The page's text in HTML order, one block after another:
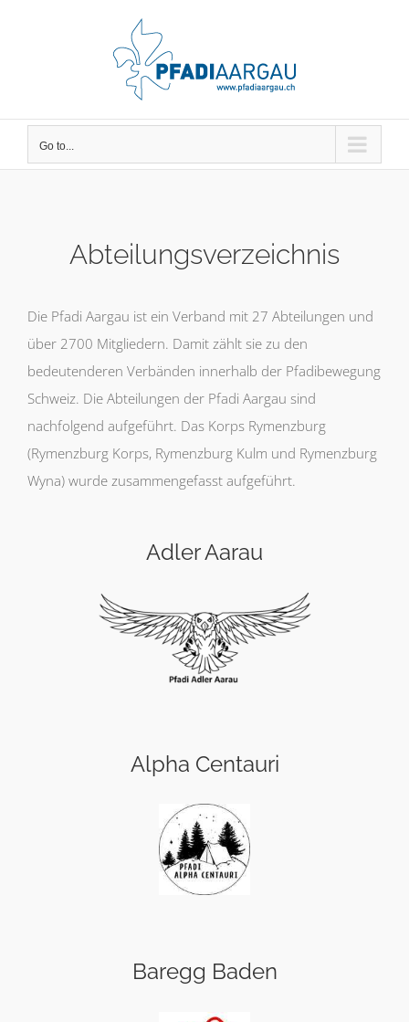
Go to...
Abteilungsverzeichnis
Die Pfadi Aargau ist ein Verband mit 27 Abteilungen und
über 2700 Mitgliedern. Damit zählt sie zu den
bedeutenderen Verbänden innerhalb der Pfadibewegung
Schweiz. Die Abteilungen der Pfadi Aargau sind
nachfolgend aufgeführt. Das Korps Rymenzburg
(Rymenzburg Korps, Rymenzburg Kulm und Rymenzburg
Wyna) wurde zusammengefasst aufgeführt.
Adler Aarau
Alpha Centauri
Baregg Baden